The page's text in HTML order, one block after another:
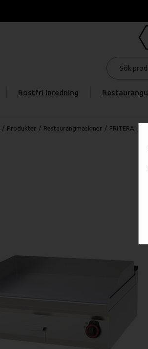
Rostfri inredning
/ Produkter / Restaurangmaskiner / FRITERA,